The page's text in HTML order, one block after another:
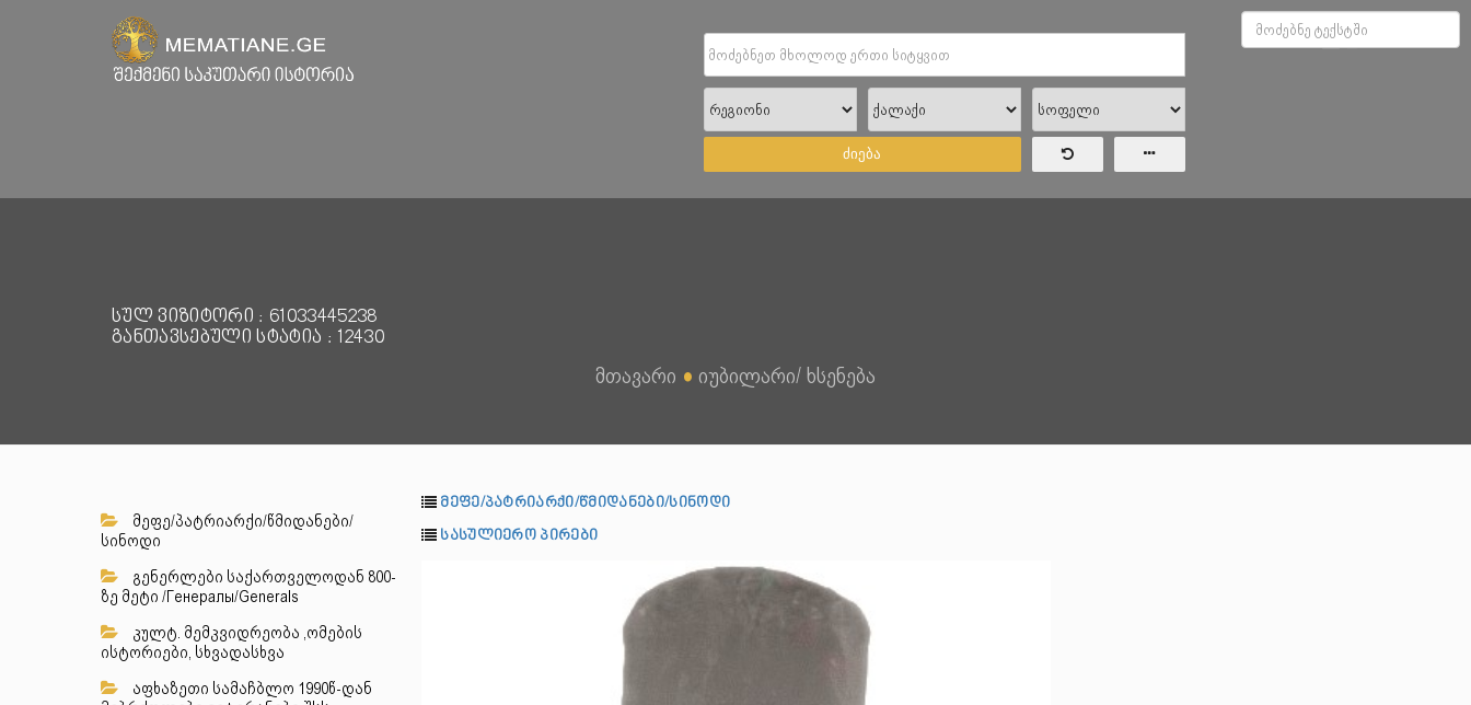
ძიება
სულ ვიზიტორი : 61033445238
განთავსებული სტატია : 12430
მთავარი ● იუბილარი/ ხსენება
მეფე/პატრიარქი/წმიდანები/
სინოდი
გენერლები საქართველოდან 800-
ზე მეტი /Генералы/Generals
კულტ. მემკვიდრეობა ,ომების
ისტორიები, სხვადასხვა
აფხაზეთი სამაჩბლო 1990წ-დან
მეფე/პატრიარქი/წმიდანები/სინოდი
სასულიერო პირები